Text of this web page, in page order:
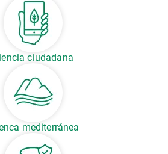
ciudadana
mediterránea